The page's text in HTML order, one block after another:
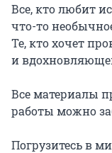
Все, кто любит
что-то
Те, кто хочет
и
Все материалы
работы можно
Погрузитесь в